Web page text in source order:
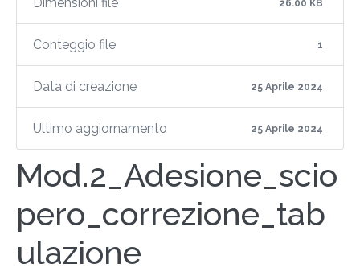
26.00 KB
Conteggio file 1
Data di creazione 25 Aprile 2024
Ultimo aggiornamento 25 Aprile 2024
Mod.2_Adesione_scio
pero_correzione_tab
ulazione